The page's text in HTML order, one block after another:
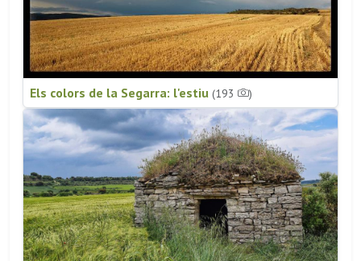
Els colors de la Segarra: l'estiu (193 )